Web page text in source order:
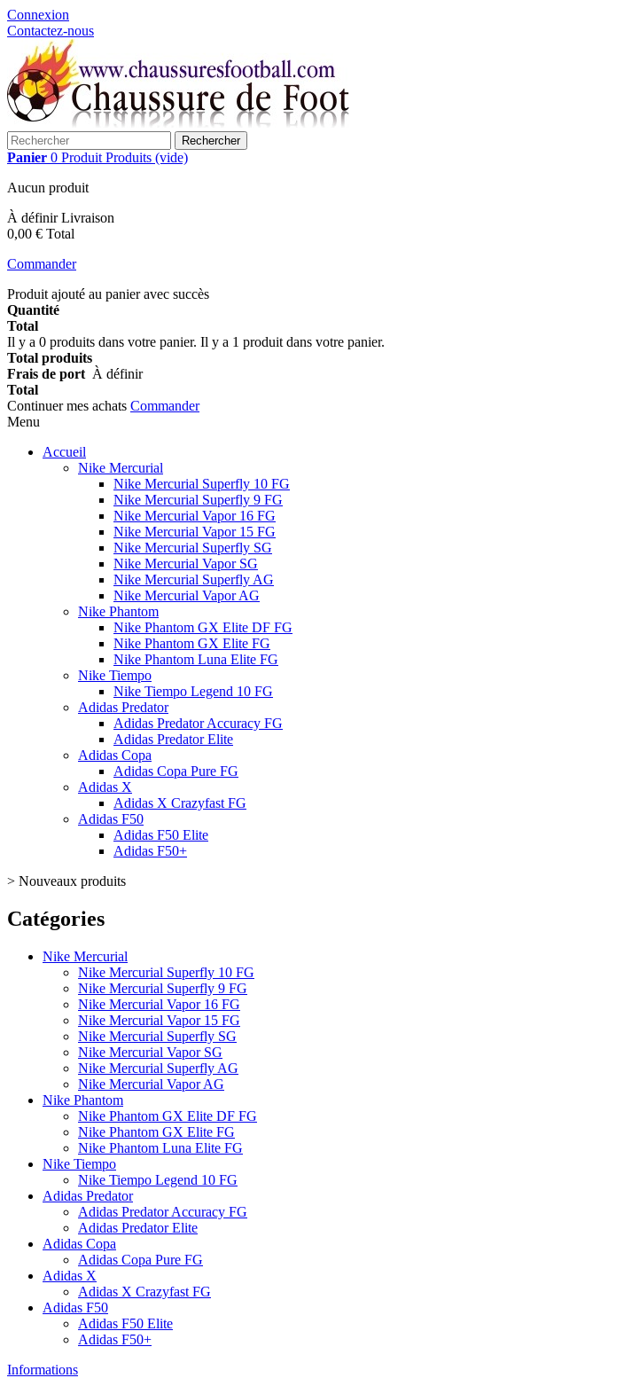
Connexion
Contactez-nous
Rechercher
Panier 0 Produit Produits (vide)
Aucun produit
À définirLivraison
0,00 € Total
Commander
Produit ajouté au panier avec succès
Quantité
Total
Il y a 0 produits dans votre panier. Il y a 1 produit dans votre panier.
Total produits
Frais de port À définir
Total
Continuer mes achats Commander
Menu
Accueil
Nike Mercurial
Nike Mercurial Superfly 10 FG
Nike Mercurial Superfly 9 FG
Nike Mercurial Vapor 16 FG
Nike Mercurial Vapor 15 FG
Nike Mercurial Superfly SG
Nike Mercurial Vapor SG
Nike Mercurial Superfly AG
Nike Mercurial Vapor AG
Nike Phantom
Nike Phantom GX Elite DF FG
Nike Phantom GX Elite FG
Nike Phantom Luna Elite FG
Nike Tiempo
Nike Tiempo Legend 10 FG
Adidas Predator
Adidas Predator Accuracy FG
Adidas Predator Elite
Adidas Copa
Adidas Copa Pure FG
Adidas X
Adidas X Crazyfast FG
Adidas F50
Adidas F50 Elite
Adidas F50+
> Nouveaux produits
Catégories
Nike Mercurial
Nike Mercurial Superfly 10 FG
Nike Mercurial Superfly 9 FG
Nike Mercurial Vapor 16 FG
Nike Mercurial Vapor 15 FG
Nike Mercurial Superfly SG
Nike Mercurial Vapor SG
Nike Mercurial Superfly AG
Nike Mercurial Vapor AG
Nike Phantom
Nike Phantom GX Elite DF FG
Nike Phantom GX Elite FG
Nike Phantom Luna Elite FG
Nike Tiempo
Nike Tiempo Legend 10 FG
Adidas Predator
Adidas Predator Accuracy FG
Adidas Predator Elite
Adidas Copa
Adidas Copa Pure FG
Adidas X
Adidas X Crazyfast FG
Adidas F50
Adidas F50 Elite
Adidas F50+
Informations